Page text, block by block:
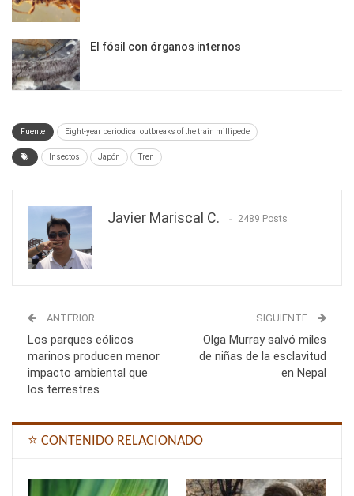
El fósil con órganos internos
Fuente Eight-year periodical outbreaks of the train millipede
Insectos Japón Tren
Javier Mariscal C. 2489 Posts
ANTERIOR
Los parques eólicos
marinos producen menor
impacto ambiental que
los terrestres
SIGUIENTE
Olga Murray salvó miles
de niñas de la esclavitud
en Nepal
⭐ CONTENIDO RELACIONADO